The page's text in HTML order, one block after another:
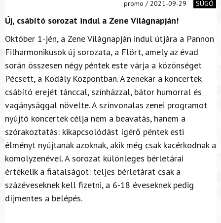
promo / 2021-09-29 SÚGÓ
Új, csábító sorozat indul a Zene Világnapján!
Október 1-jén, a Zene Világnapján indul útjára a Pannon
Filharmonikusok új sorozata, a Flört, amely az évad
során összesen négy péntek este várja a közönséget
Pécsett, a Kodály Központban. A zenekar a koncertek
csábító erejét tánccal, színházzal, bátor humorral és
vagánysággal növelte. A színvonalas zenei programot
nyújtó koncertek célja nem a beavatás, hanem a
szórakoztatás: kikapcsolódást ígérő péntek esti
élményt nyújtanak azoknak, akik még csak kacérkodnak a
komolyzenével. A sorozat különleges bérletárai
értékelik a fiatalságot: teljes bérletárat csak a
százéveseknek kell fizetni, a 6-18 éveseknek pedig
díjmentes a belépés.